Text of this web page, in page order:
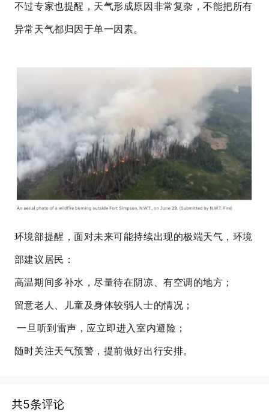
不过专家也提醒，天气形成原因非常复杂，不能把所有
异常天气都归因于单一因素。
环境部提醒，面对未来可能持续出现的极端天气，环境
部建议居民：
高温期间多补水，尽量待在阴凉、有空调的地方；
留意老人、儿童及身体较弱人士的情况；
一旦听到雷声，应立即进入室内避险；
随时关注天气预警，提前做好出行安排。
共5条评论